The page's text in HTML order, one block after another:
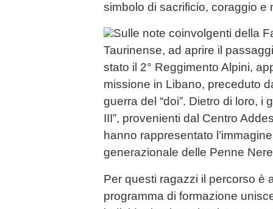
simbolo di sacrificio, coraggio e
Sulle note coinvolgenti della
Taurinense, ad aprire il
stato il 2° Reggimento Alpini,
missione in Libano, preceduto
guerra del “doi”. Dietro di loro, i
III”, provenienti dal Centro
hanno rappresentato
generazionale delle Penne
Per questi ragazzi il percorso è
programma di formazione